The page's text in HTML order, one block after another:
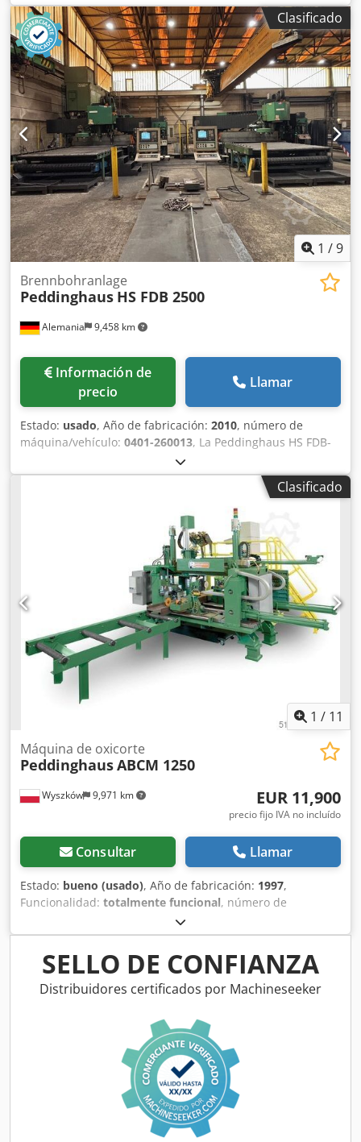
aspiración Kemper 2100x3100mm y unidad de extracción
Kemper tipo 810700090. El sistema cuenta con 3 sopletes
de corte, está completamente operativo y puede ser
inspeccionado en funcionamiento. Dkjdpfsyryriex Anmjr
Clasificado
1 /9
Alemania 9,458 km
Brennbohranlage
Peddinghaus HS FDB 2500
Información de
precio
Llamar
Estado: usado, Año de fabricación: 2010, número de
máquina/vehículo: 0401-260013, La Peddinghaus HS FDB-
2500 est un centre d'usinage de plaques CNC très
performant pour l'usinage précis et économique de
plaques d'acier. L'installation combine le perçage, le
taraudage, le lamage, le marquage ainsi que la découpe
autogène et la découpe plasma dans un système
entièrement automatisé - idéal pour la construction
métallique moderne, la construction d'installations et la
fabrication industrielle. Les avantages de la Peddinghaus
HS FDB-2500 en un coup d'œil Usinage de plaques CNC
jusqu'à 75 mm d'épaisseur de matériau Perçage,
taraudage, chanfreinage, marquage Oxycoupage autogène
Coupage plasma Hypertherm HPR 260XD Haute précision
de positionnement grâce aux systèmes de mesure laser
Avance du matériau PEDDIMAT pour une alimentation
sans tensions Lubrification par quantités minimales
Siemens Sinumerik 840Di Dksdpjy Iankjfx Anmer Idéal pour
la construction métallique, la construction mécanique & la
fabrication industrielle Convoyeur à rouleaux dans la zone
Convoyeur à chaîne de matériel dans la zone de sortie
Clasificado
1 / 11
Wyszków 9,971 km
Máquina de oxicorte
PeddinghausABCM 1250
EUR 11,900
precio fijo IVA no incluído
Consultar Llamar
Estado: bueno (usado), Año de fabricación: 1997,
Funcionalidad: totalmente funcional, número de
ABCM 1250/3
entrada:trifásico, Cortadora de gas para vigas en I. Dodpfx
Aorbif Tonmokr fabricante - Peddinghaus Alemania; tipo -
ABCM 1250/3; control - Fagor; Dispositivo conectado y
operativo.
SELLO DE CONFIANZA
Distribuidores certificados por Machineseeker